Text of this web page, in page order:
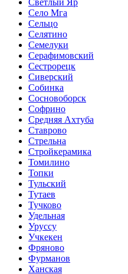
Село Мга
Сельцо
Селятино
Семелуки
Серафимовский
Сестрорецк
Сиверский
Собинка
Сосновоборск
Софрино
Средняя Ахтуба
Ставрово
Стрельна
Стройкерамика
Томилино
Топки
Тульский
Тутаев
Тучково
Удельная
Уруссу
Учкекен
Фряново
Фурманов
Ханская